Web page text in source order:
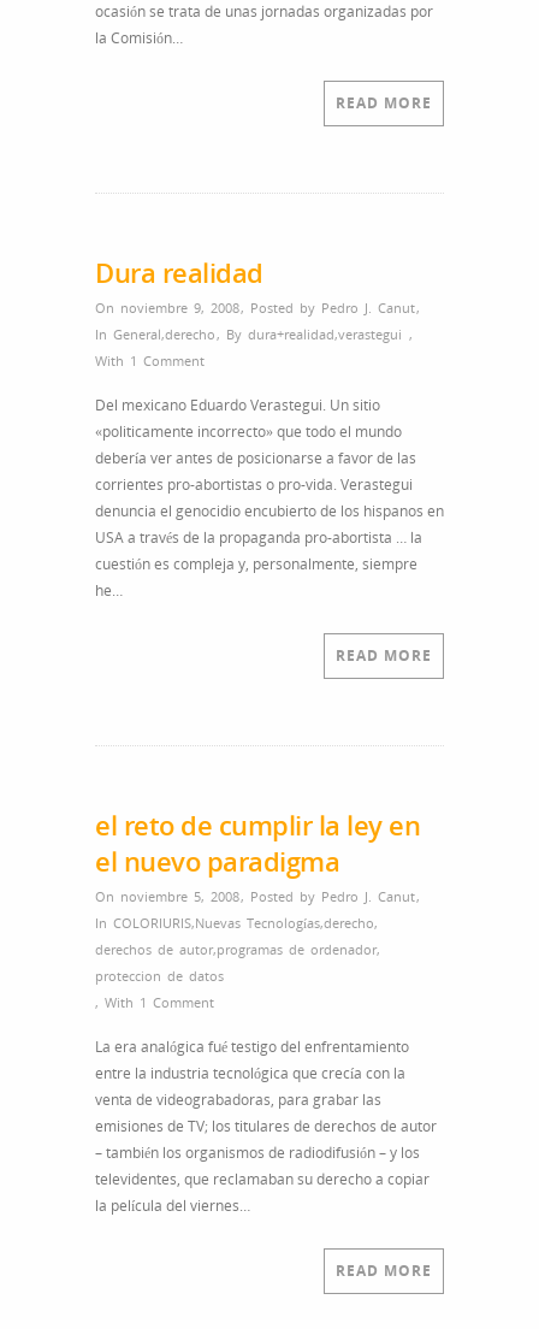
ocasión se trata de unas jornadas organizadas por
la Comisión…
READ MORE
Dura realidad
On noviembre 9, 2008, Posted by Pedro J. Canut,
In General,derecho, By dura+realidad,verastegui ,
With 1 Comment
Del mexicano Eduardo Verastegui. Un sitio
«politicamente incorrecto» que todo el mundo
debería ver antes de posicionarse a favor de las
corrientes pro-abortistas o pro-vida. Verastegui
denuncia el genocidio encubierto de los hispanos en
USA a través de la propaganda pro-abortista … la
cuestión es compleja y, personalmente, siempre
he…
READ MORE
el reto de cumplir la ley en
el nuevo paradigma
On noviembre 5, 2008, Posted by Pedro J. Canut,
In COLORIURIS,Nuevas Tecnologías,derecho,
derechos de autor,programas de ordenador,
proteccion de datos
, With 1 Comment
La era analógica fué testigo del enfrentamiento
entre la industria tecnológica que crecía con la
venta de videograbadoras, para grabar las
emisiones de TV; los titulares de derechos de autor
– también los organismos de radiodifusión – y los
televidentes, que reclamaban su derecho a copiar
la película del viernes…
READ MORE